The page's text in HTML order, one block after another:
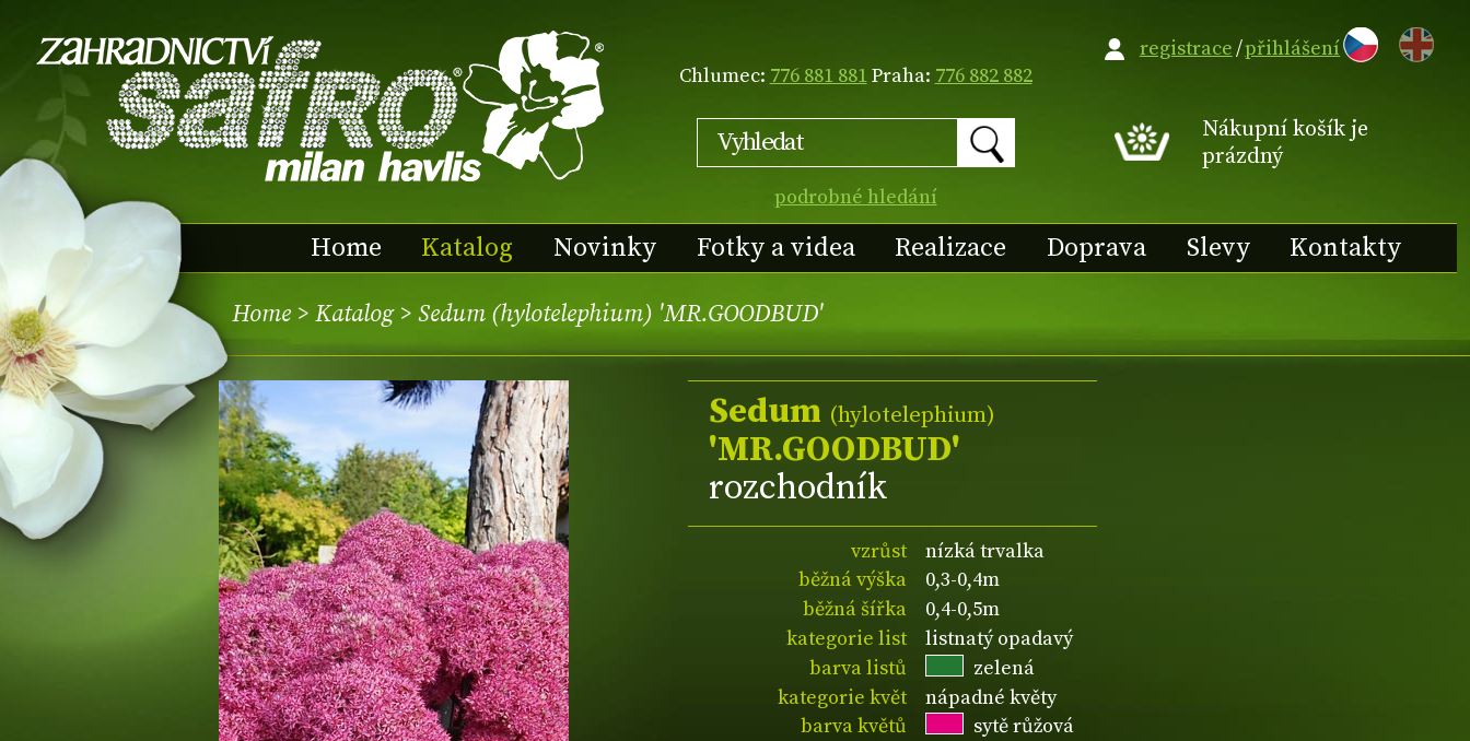
Chlumec: 776 881 881Praha: 776 882 882
podrobné hledání
EN
Nákupní košík je
prázdný
Home Katalog Novinky Fotky a videa Realizace Doprava Slevy Kontakty
registrace/přihlášení
Home > Katalog> Sedum (hylotelephium) 'MR.GOODBUD'
Sedum (hylotelephium)
'MR.GOODBUD'
rozchodník
vzrůst
nízká trvalka
běžná výška
0,3-0,4m
běžná šířka
0,4-0,5m
kategorie list
listnatý opadavý
barva listů
zelená
kategorie květ
nápadné květy
barva květů
sytě růžová